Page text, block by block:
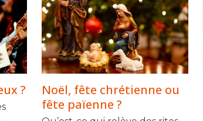
?
Noël, fête chrétienne ou
fête païenne ?